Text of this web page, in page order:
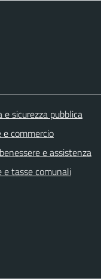
e sicurezza pubblica
e commercio
e assistenza
e tasse comunali